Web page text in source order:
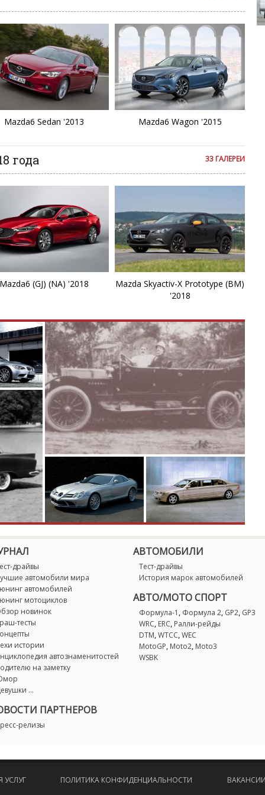
Mazda6 Sedan '2013 Mazda6 Wagon '2015
33 ГАЛЕРЕИ
года
Mazda6 (GJ) (NA) '2018
Mazda Skyactiv-X Prototype (BM)
'2018
драйвы
автомобили мира
автомобилей
мотоциклов
новинок
тесты
истории
автознаменитостей
на заметку
...
ПАРТНЕРОВ
релизы
АВТОМОБИЛИ
Тест-драйвы
История марок автомобилей
АВТО/МОТО СПОРТ
Формула-1 , Формула 2, GP2, GP3
WRC,ERC,Ралли-рейды
DTM,WTCC,WEC
MotoGP,Moto2,Moto3
WSBK
УСЛУГ ПОЛИТИКА КОНФИДЕНЦИАЛЬНОСТИ ВАКАНСИИ